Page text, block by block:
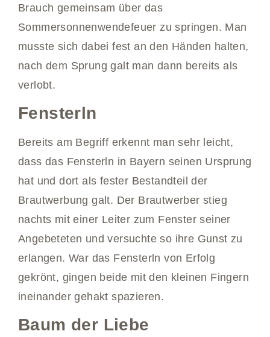
Brauch gemeinsam über das
Sommersonnenwendefeuer zu springen. Man
musste sich dabei fest an den Händen halten,
nach dem Sprung galt man dann bereits als
verlobt.
Fensterln
Bereits am Begriff erkennt man sehr leicht,
dass das Fensterln in Bayern seinen Ursprung
hat und dort als fester Bestandteil der
Brautwerbung galt. Der Brautwerber stieg
nachts mit einer Leiter zum Fenster seiner
Angebeteten und versuchte so ihre Gunst zu
erlangen. War das Fensterln von Erfolg
gekrönt, gingen beide mit den kleinen Fingern
ineinander gehakt spazieren.
Baum der Liebe